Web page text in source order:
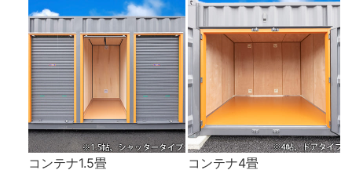
コンテナ1.5畳 コンテナ4畳